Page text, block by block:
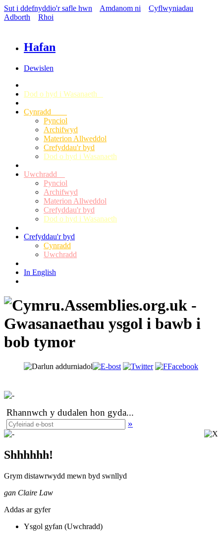
Sut i ddefnyddio'r safle hwn Amdanom ni
Cyflwyniadau
Adborth
Rhoi
Hafan
Dewislen
Dod o hyd i Wasanaeth
Cynradd
Pynciol
Archifwyd
Materion Allweddol
Crefyddau'r byd
Dod o hyd i Wasanaeth
Uwchradd
Pynciol
Archifwyd
Materion Allweddol
Crefyddau'r byd
Dod o hyd i Wasanaeth
Crefyddau'r byd
Cynradd
Uwchradd
In English
Rhannwch y dudalen hon gyda...
»
Shhhhhh!
Grym distawrwydd mewn byd swnllyd
gan Claire Law
Addas ar gyfer
Ysgol gyfan (Uwchradd)